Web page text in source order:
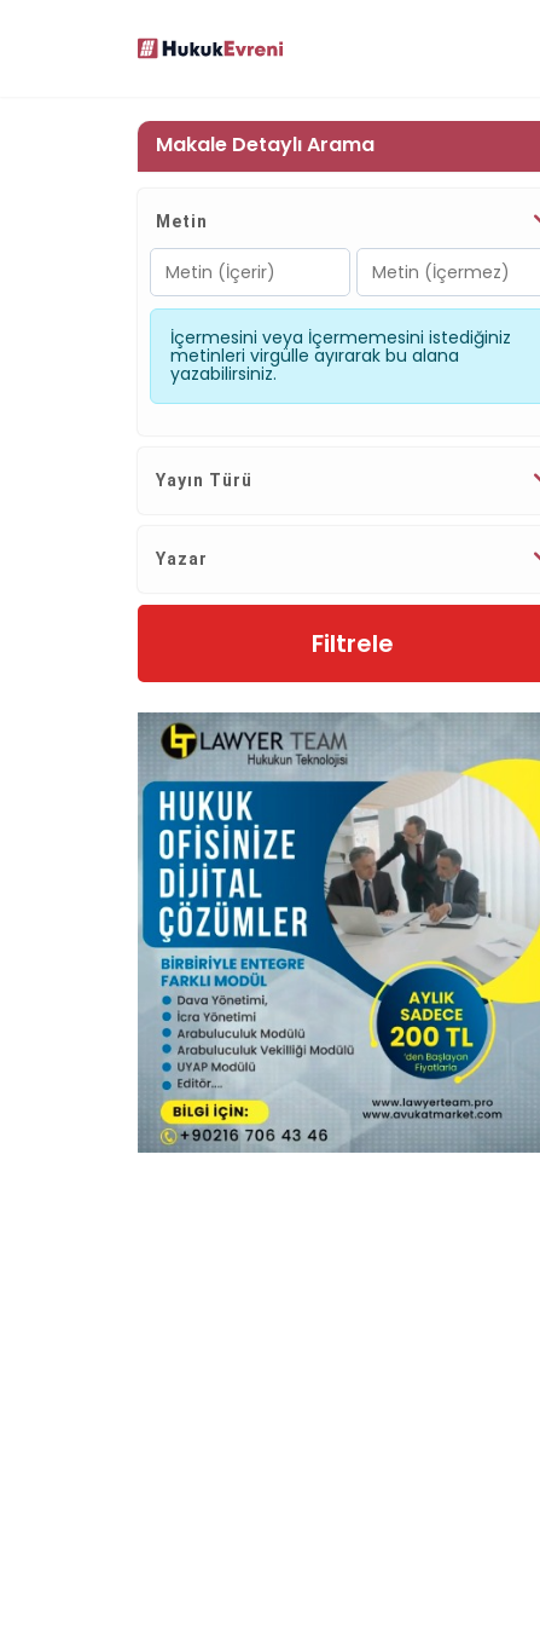
Makale Detaylı Arama
Metin
İçermesini veya İçermemesini istediğiniz
metinleri virgülle ayırarak bu alana
yazabilirsiniz.
Yayın Türü
Yazar
Filtrele